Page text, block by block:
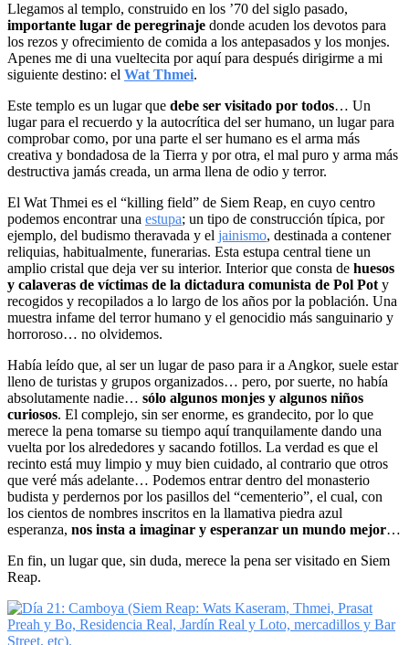
Llegamos al templo, construido en los ’70 del siglo pasado,
importante lugar de peregrinaje donde acuden los devotos para
los rezos y ofrecimiento de comida a los antepasados y los monjes.
Apenes me di una vueltecita por aquí para después dirigirme a mi
siguiente destino: el Wat Thmei.
Este templo es un lugar que debe ser visitado por todos… Un
lugar para el recuerdo y la autocrítica del ser humano, un lugar para
comprobar como, por una parte el ser humano es el arma más
creativa y bondadosa de la Tierra y por otra, el mal puro y arma más
destructiva jamás creada, un arma llena de odio y terror.
El Wat Thmei es el “killing field” de Siem Reap, en cuyo centro
podemos encontrar una estupa; un tipo de construcción típica, por
ejemplo, del budismo theravada y el jainismo, destinada a contener
reliquias, habitualmente, funerarias. Esta estupa central tiene un
amplio cristal que deja ver su interior. Interior que consta de huesos
y calaveras de víctimas de la dictadura comunista de Pol Pot y
recogidos y recopilados a lo largo de los años por la población. Una
muestra infame del terror humano y el genocidio más sanguinario y
horroroso… no olvidemos.
Había leído que, al ser un lugar de paso para ir a Angkor, suele estar
lleno de turistas y grupos organizados… pero, por suerte, no había
absolutamente nadie… sólo algunos monjes y algunos niños
curiosos. El complejo, sin ser enorme, es grandecito, por lo que
merece la pena tomarse su tiempo aquí tranquilamente dando una
vuelta por los alrededores y sacando fotillos. La verdad es que el
recinto está muy limpio y muy bien cuidado, al contrario que otros
que veré más adelante… Podemos entrar dentro del monasterio
budista y perdernos por los pasillos del “cementerio”, el cual, con
los cientos de nombres inscritos en la llamativa piedra azul
esperanza, nos insta a imaginar y esperanzar un mundo mejor…
En fin, un lugar que, sin duda, merece la pena ser visitado en Siem
Reap.